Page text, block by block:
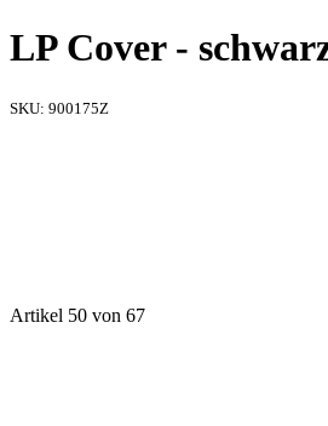
LP Cover -
SKU: 900175Z
Artikel 50 von 67